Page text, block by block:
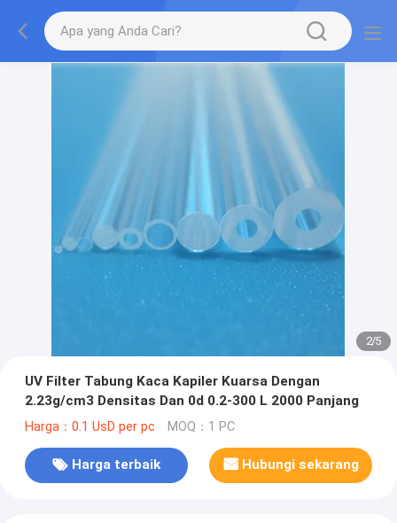
2/5
UV Filter Tabung Kaca Kapiler Kuarsa Dengan
2.23g/cm3 Densitas Dan 0d 0.2-300 L 2000 Panjang
Harga：0.1 UsD per pc MOQ：1 PC
Harga terbaik Hubungi sekarang